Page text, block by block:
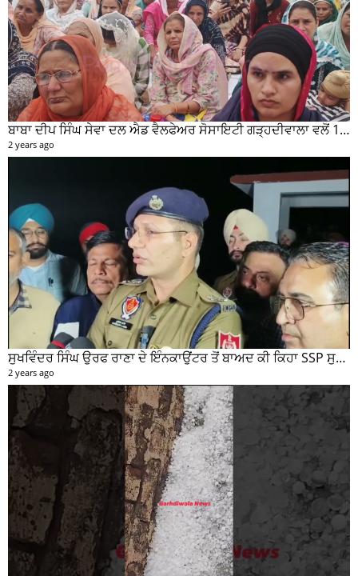
ਗੜ੍ਹਦੀਵਾਲਾ ਇਲਾਕੇ ਦੇ ਪਿੰਡਾਂ ਚ ਵਰਖਾ ਦੇ ਨਾਲ ਨਾਲ ਹੋਈ ਭਾਰੀ ਗੜੇਮਾਰੀ ਦੀਆਂ ਦੇਖੋ ਤਸਵੀਰਾਂ #garhdiwala #snow
2 years ago
ਗੜਦੀਵਾਲਾ ਵਿਖੇ ਬੁਜ਼ੁਰਗ ਹੋਇਆ ਭਿਆ.ਨਕ ਹਾਦ ਸੇ ਦਾ ਸ਼ਿਕਾ ਰ , ਗੱਡੀ ਸਵਾਰ ਮੌਕੇ ਤੋ ਫਰਾਰ
2 years ago